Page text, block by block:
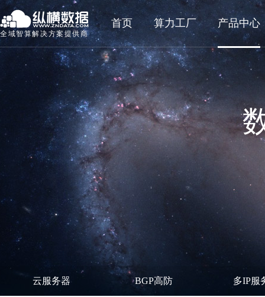
全域智算解决方案提供商
首页 算力工厂 产品中心
云服务器 BGP高防 多IP服